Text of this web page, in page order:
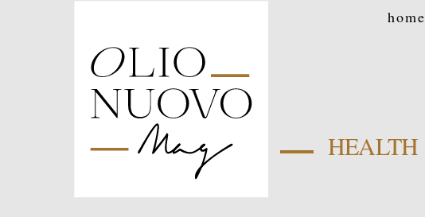
home
HEALTH